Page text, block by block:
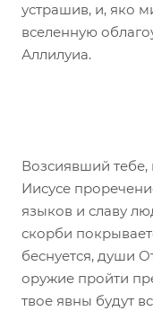
устрашив, и, яко
вселенную
Аллилуиа.
Возсиявший
Иисусе
языков и славу
скорби
беснуется, души
оружие пройти
твое явны будут